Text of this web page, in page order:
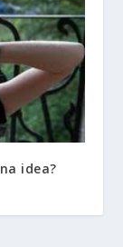
idea?